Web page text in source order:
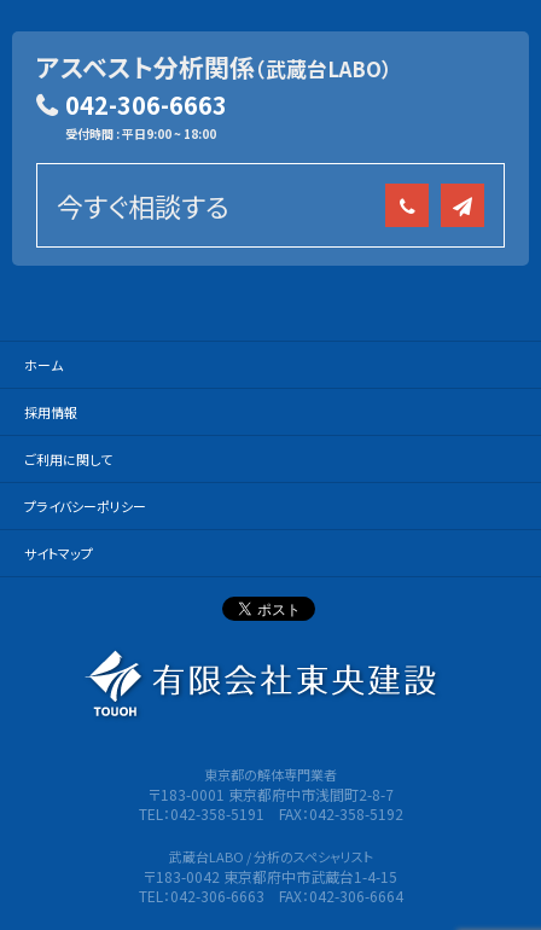
アスベスト分析関係（武蔵台LABO）
042-306-6663
受付時間 : 平日9:00 ~ 18:00
今すぐ相談する
ホーム
採用情報
ご利用に関して
プライバシーポリシー
サイトマップ
東京都の解体専門業者
〒183-0001 東京都府中市浅間町2-8-7
TEL：042-358-5191 FAX：042-358-5192
武蔵台LABO / 分析のスペシャリスト
〒183-0042 東京都府中市武蔵台1-4-15
TEL：042-306-6663 FAX：042-306-6664